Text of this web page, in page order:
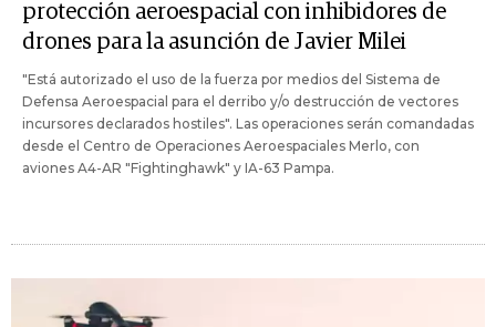
protección aeroespacial con inhibidores de
drones para la asunción de Javier Milei
"Está autorizado el uso de la fuerza por medios del Sistema de
Defensa Aeroespacial para el derribo y/o destrucción de vectores
incursores declarados hostiles". Las operaciones serán comandadas
desde el Centro de Operaciones Aeroespaciales Merlo, con
aviones A4-AR "Fightinghawk" y IA-63 Pampa.